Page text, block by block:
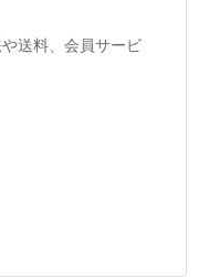
送料、会員サービ